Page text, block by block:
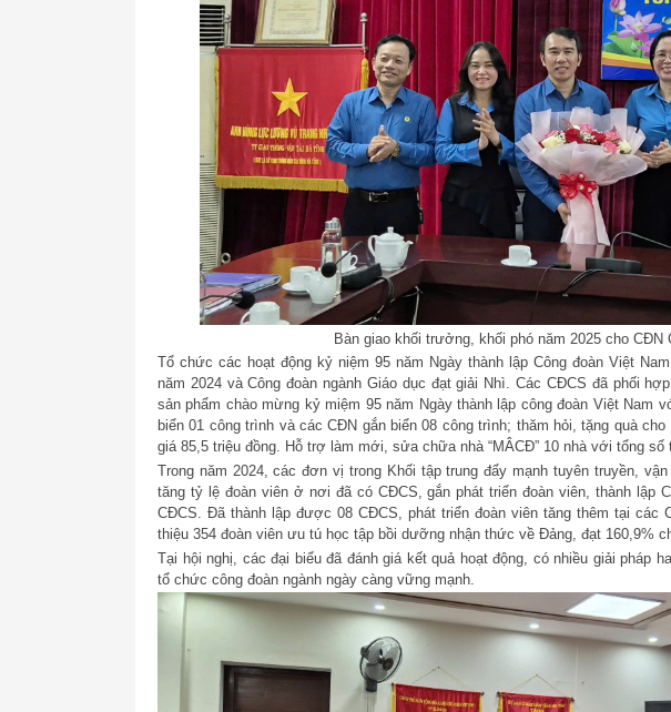
Bàn giao khối trưởng, khối phó năm 2025 cho
Tổ chức các hoạt động kỷ niệm 95 năm Ngày thành lập Công đoàn Việt
năm 2024 và Công đoàn ngành Giáo dục đạt giải Nhì. Các CĐCS đã phối
sản phẩm chào mừng kỷ miệm 95 năm Ngày thành lập công đoàn Việt Nam
biển 01 công trình và các CĐN gắn biển 08 công trình; thăm hỏi, tặng quà
giá 85,5 triệu đồng. Hỗ trợ làm mới, sửa chữa nhà “MÂCĐ” 10 nhà với tổng số
Trong năm 2024, các đơn vị trong Khối tập trung đẩy mạnh tuyên truyền,
tăng tỷ lệ đoàn viên ở nơi đã có CĐCS, gắn phát triển đoàn viên, thành lập
CĐCS. Đã thành lập được 08 CĐCS, phát triển đoàn viên tăng thêm tại các
thiệu 354 đoàn viên ưu tú học tập bồi dưỡng nhận thức về Đảng, đạt 160,9%
Tại hội nghị, các đại biểu đã đánh giá kết quả hoạt động, có nhiều giải pháp
tổ chức công đoàn ngành ngày càng vững mạnh.